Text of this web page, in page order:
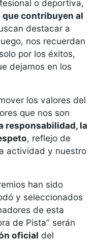
o deportiva,
contribuyen al
destacar a
nos recuerdan
por los éxitos,
dejamos en los
los valores del
que nos son
responsabilidad, la
, reflejo de
actividad y nuestro
han sido
y seleccionados
de esta
de Pista” serán
oficial del